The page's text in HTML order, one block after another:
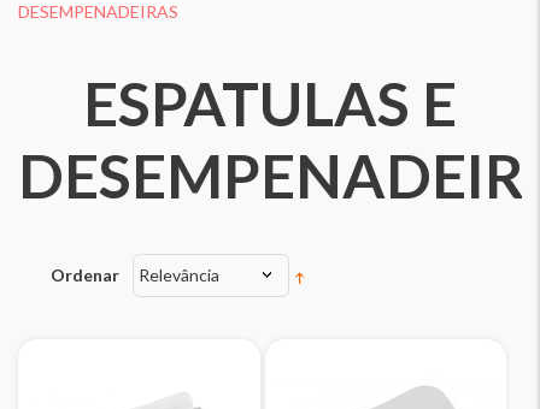
DESEMPENADEIRAS
ESPATULAS E
Ordenar Relevância